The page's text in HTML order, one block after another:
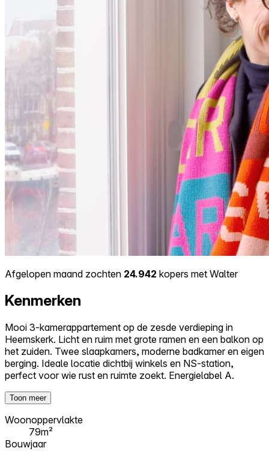
Afgelopen maand zochten 24.942 kopers met Walter
Kenmerken
Mooi 3-kamerappartement op de zesde verdieping in
Heemskerk. Licht en ruim met grote ramen en een balkon op
het zuiden. Twee slaapkamers, moderne badkamer en eigen
berging. Ideale locatie dichtbij winkels en NS-station,
perfect voor wie rust en ruimte zoekt. Energielabel A.
Toon meer
Woonoppervlakte
79m²
Bouwjaar